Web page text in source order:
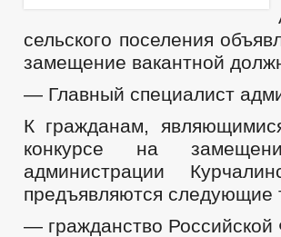
сельского поселения
замещение вакантной
— Главный специалист
К гражданам,
конкурсе на
администрации
предъявляются следующие
— гражданство Российской